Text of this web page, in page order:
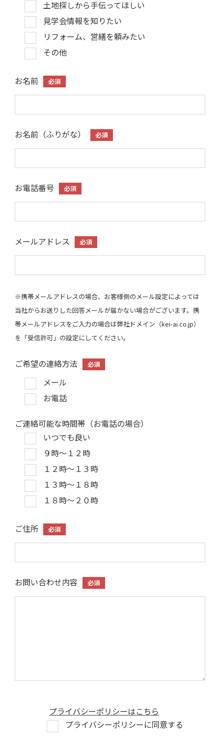
土地探しから手伝ってほしい
見学会情報を知りたい
リフォーム、営繕を頼みたい
その他
お名前 必須
お名前（ふりがな） 必須
お電話番号 必須
メールアドレス 必須
※携帯メールアドレスの場合、お客様側のメール設定によっては
当社からお送りした回答メールが届かない場合がございます。携
帯メールアドレスをご入力の場合は弊社ドメイン（kei-ai.co.jp）
を「受信許可」の設定にしてください。
ご希望の連絡方法 必須
メール
お電話
ご連絡可能な時間帯（お電話の場合）
いつでも良い
９時～１２時
１２時～１３時
１３時～１８時
１８時～２０時
ご住所 必須
お問い合わせ内容 必須
プライバシーポリシーはこちら
プライバシーポリシーに同意する